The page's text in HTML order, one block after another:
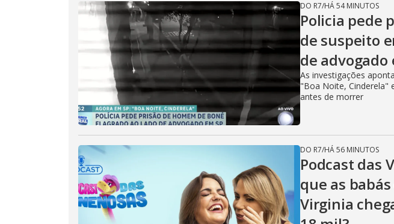
DO R7/HÁ 54 MINUTOS
Policia pede
de suspeito
de advogado
As investigações
"Boa Noite, Cinderela"
antes de morrer
DO R7/HÁ 56 MINUTOS
Podcast das
que as
Virginia